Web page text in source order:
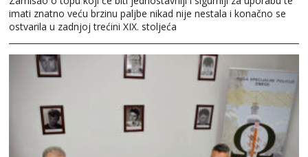
imati znatno veću brzinu paljbe nikad nije nestala i konačno se
ostvarila u zadnjoj trećini XIX. stoljeća